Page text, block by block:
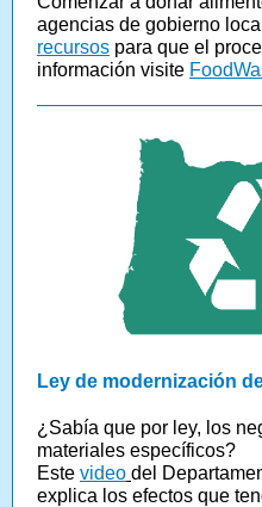
agencias de gobierno
recursos para que el
información visite
Ley de modernización
¿Sabía que por ley, los
materiales específicos?
Este video del
explica los efectos que